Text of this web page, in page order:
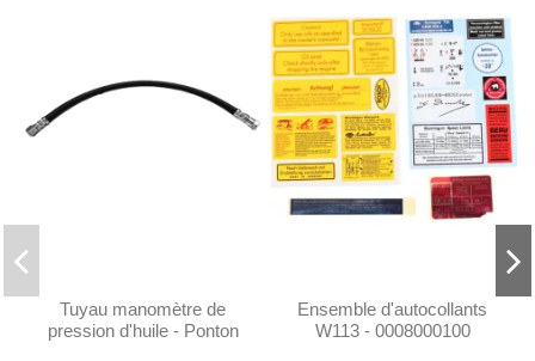
Tuyau manomètre de
pression d'huile - Ponton
Ensemble d'autocollants
W113 - 0008000100